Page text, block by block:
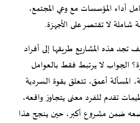
أداء المؤسسات مع وعي المجتمع،
شاملة لا تقتصر على الأجهزة.
تجد هذه المشاريع طريقها إلى أفراد
الجواب لا يرتبط فقط بالعوامل
المسألة أعمق، تتعلق بقوة السردية
تقدم للفرد معنى يتجاوز واقعه،
ضمن مشروع أكبر، حين ينجح هذا